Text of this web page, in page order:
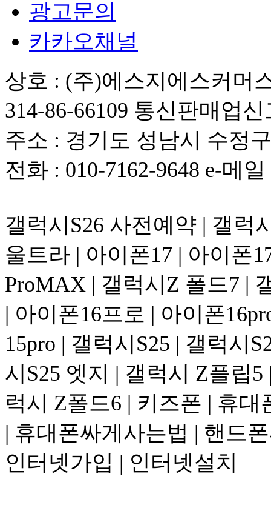
광고문의
카카오채널
상호 : (주)에스지에스커머
314-86-66109 통신판매업
주소 : 경기도 성남시 수정
전화 : 010-7162-9648 e-메
갤럭시S26 사전예약 | 갤럭
울트라 | 아이폰17 | 아이폰
ProMAX | 갤럭시Z 폴드7 |
| 아이폰16프로 | 아이폰
15pro | 갤럭시S25 | 갤럭시
시S25 엣지 | 갤럭시 Z플립
럭시 Z폴드6 | 키즈폰 | 휴
| 휴대폰싸게사는법 | 핸드
인터넷가입 | 인터넷설치